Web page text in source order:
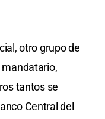
otro grupo de
mandatario,
tantos se
Central del